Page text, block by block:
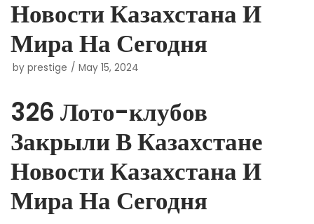
Новости Казахстана И
Мира На Сегодня
by prestige May 15, 2024
326 Лото-клубов
Закрыли В Казахстане
Новости Казахстана И
Мира На Сегодня